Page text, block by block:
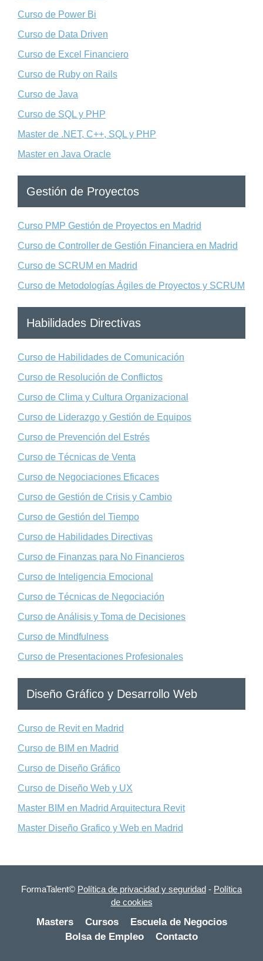
Curso de Power Bi
Curso de Data Driven
Curso de Excel Financiero
Curso de Ruby on Rails
Curso de Java
Curso de SQL y PHP
Master de .NET, C++, SQL y PHP
Master en Java Oracle
Gestión de Proyectos
Curso PMP Gestión de Proyectos en Madrid
Curso de Controller de Gestión Financiera en Madrid
Curso de SCRUM en Madrid
Curso de Metodologías Ágiles de Proyectos y SCRUM
Habilidades Directivas
Curso de Habilidades de Comunicación
Curso de Resolución de Conflictos
Curso de Clima y Cultura Organizacional
Curso de Liderazgo y Gestión de Equipos
Curso de Prevención del Estrés
Curso de Técnicas de Venta
Curso de Negociaciones Eficaces
Curso de Gestión de Crisis y Cambio
Curso de Gestión del Tiempo
Curso de Habilidades Directivas
Curso de Finanzas para No Financieros
Curso de Inteligencia Emocional
Curso de Técnicas de Negociación
Curso de Análisis y Toma de Decisiones
Curso de Mindfulness
Curso de Presentaciones Profesionales
Diseño Gráfico y Desarrollo Web
Curso de Revit en Madrid
Curso de BIM en Madrid
Curso de Diseño Gráfico
Curso de Diseño Web y UX
Master BIM en Madrid Arquitectura Revit
Master Diseño Grafico y Web en Madrid
FormaTalent© Política de privacidad y seguridad - Política
de cookies
Masters Cursos
Escuela de Negocios
Bolsa de Empleo
Contacto